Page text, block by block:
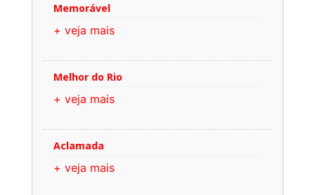
Memorável
+ veja mais
Melhor do Rio
+ veja mais
Aclamada
+ veja mais